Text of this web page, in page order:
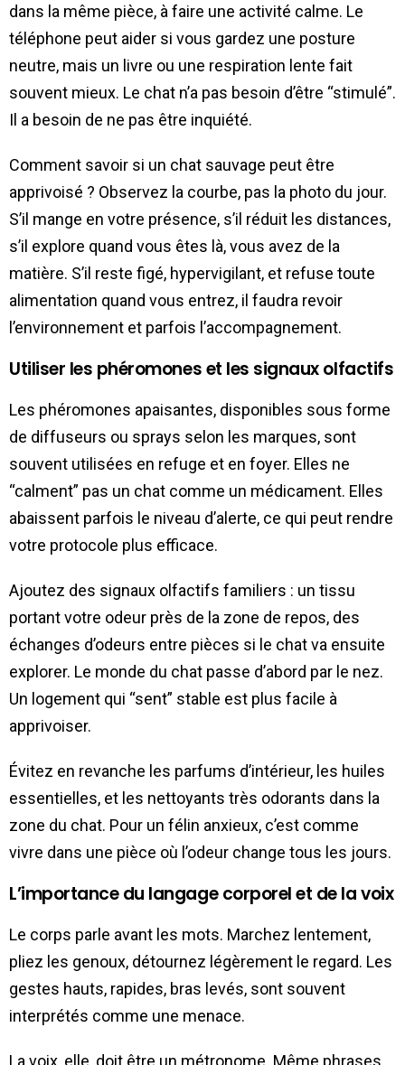
dans la même pièce, à faire une activité calme. Le
téléphone peut aider si vous gardez une posture
neutre, mais un livre ou une respiration lente fait
souvent mieux. Le chat n’a pas besoin d’être “stimulé”.
Il a besoin de ne pas être inquiété.
Comment savoir si un chat sauvage peut être
apprivoisé ? Observez la courbe, pas la photo du jour.
S’il mange en votre présence, s’il réduit les distances,
s’il explore quand vous êtes là, vous avez de la
matière. S’il reste figé, hypervigilant, et refuse toute
alimentation quand vous entrez, il faudra revoir
l’environnement et parfois l’accompagnement.
Utiliser les phéromones et les signaux olfactifs
Les phéromones apaisantes, disponibles sous forme
de diffuseurs ou sprays selon les marques, sont
souvent utilisées en refuge et en foyer. Elles ne
“calment” pas un chat comme un médicament. Elles
abaissent parfois le niveau d’alerte, ce qui peut rendre
votre protocole plus efficace.
Ajoutez des signaux olfactifs familiers : un tissu
portant votre odeur près de la zone de repos, des
échanges d’odeurs entre pièces si le chat va ensuite
explorer. Le monde du chat passe d’abord par le nez.
Un logement qui “sent” stable est plus facile à
apprivoiser.
Évitez en revanche les parfums d’intérieur, les huiles
essentielles, et les nettoyants très odorants dans la
zone du chat. Pour un félin anxieux, c’est comme
vivre dans une pièce où l’odeur change tous les jours.
L’importance du langage corporel et de la voix
Le corps parle avant les mots. Marchez lentement,
pliez les genoux, détournez légèrement le regard. Les
gestes hauts, rapides, bras levés, sont souvent
interprétés comme une menace.
La voix, elle, doit être un métronome. Même phrases,